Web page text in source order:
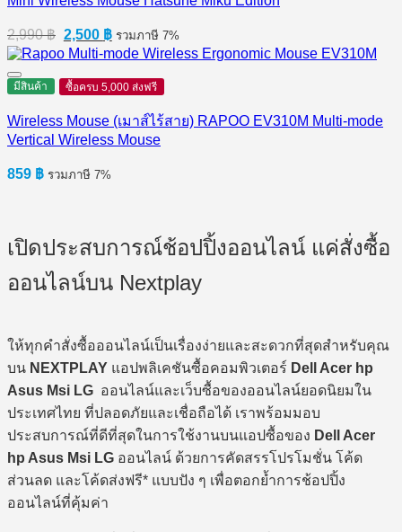
2,990฿ Original
price
was:
2,990 ฿.
2,500 ฿Current
price
is:
2,500 ฿.
รวมภาษี 7%
มีสินค้า ซื้อครบ 5,000 ส่งฟรี
Wireless Mouse (เมาส์ไร้สาย) RAPOO EV310M Multi-mode
Vertical Wireless Mouse
859 ฿ รวมภาษี 7%
เปิดประสบการณ์ช้อปปิ้งออนไลน์ แค่สั่งซื้อ
ออนไลน์บน Nextplay
ให้ทุกคำสั่งซื้อออนไลน์เป็นเรื่องง่ายและสะดวกที่สุดสำหรับคุณ
บน NEXTPLAY แอปพลิเคชันซื้อคอมพิวเตอร์ Dell Acer hp
Asus Msi LG ออนไลน์และเว็บซื้อของออนไลน์ยอดนิยมใน
ประเทศไทย ที่ปลอดภัยและเชื่อถือได้ เราพร้อมมอบ
ประสบการณ์ที่ดีที่สุดในการใช้งานบนแอปซื้อของ Dell Acer
hp Asus Msi LG ออนไลน์ ด้วยการคัดสรรโปรโมชั่น โค้ด
ส่วนลด และโค้ดส่งฟรี* แบบปัง ๆ เพื่อตอกย้ำการช้อปปิ้ง
ออนไลน์ที่คุ้มค่า